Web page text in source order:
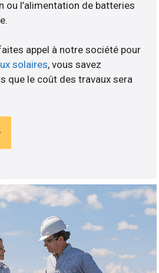
ou l’alimentation de batteries
appel à notre société pour
solaires, vous savez
que le coût des travaux sera